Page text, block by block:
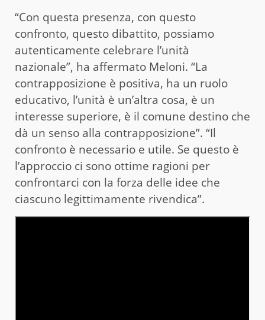
“Con questa presenza, con questo
confronto, questo dibattito, possiamo
autenticamente celebrare l’unità
nazionale”, ha affermato Meloni. “La
contrapposizione è positiva, ha un ruolo
educativo, l’unità è un’altra cosa, è un
interesse superiore, è il comune destino che
dà un senso alla contrapposizione”. “Il
confronto è necessario e utile. Se questo è
l’approccio ci sono ottime ragioni per
confrontarci con la forza delle idee che
ciascuno legittimamente rivendica”.